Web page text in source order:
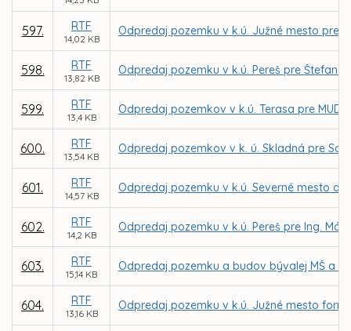
597. RTF
14,02 KB
Odpredaj pozemku v k.ú. Južné mesto pre
598. RTF
13,82 KB
Odpredaj pozemku v k.ú. Pereš pre Štefana
599. RTF
13,4 KB
Odpredaj pozemkov v k.ú. Terasa pre MUDr.
600. RTF
13,54 KB
Odpredaj pozemkov v k. ú. Skladná pre
601. RTF
14,57 KB
Odpredaj pozemku v k.ú. Severné mesto
602. RTF
14,2 KB
Odpredaj pozemku v k.ú. Pereš pre Ing.
603. RTF
15,14 KB
Odpredaj pozemku a budov bývalej MŠ a
604. RTF
13,16 KB
Odpredaj pozemku v k.ú. Južné mesto